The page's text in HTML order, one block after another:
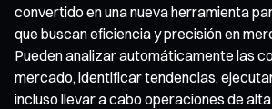
convertido en una nueva herramienta
que buscan eficiencia y precisión en
Pueden analizar automáticamente las
mercado, identificar tendencias,
incluso llevar a cabo operaciones de